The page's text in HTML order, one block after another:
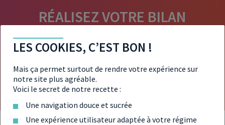
RÉALISEZ VOTRE BILAN
PATRIMONIAL
Gratuitement et en 30 secondes
Obtenez votre bilan de patrimoine
LES COOKIES, C’EST BON !
Mais ça permet surtout de rendre votre expérience sur
notre site plus agréable.
Voici le secret de notre recette :
Une navigation douce et sucrée
Une expérience utilisateur adaptée à votre régime